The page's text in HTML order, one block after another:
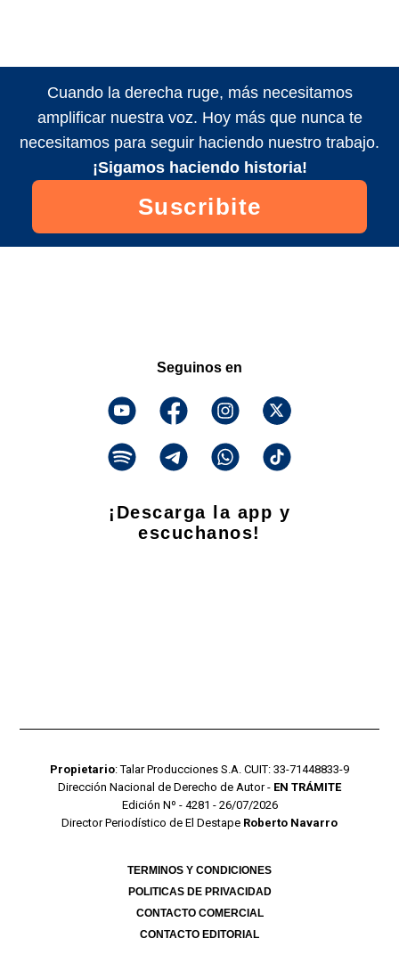
Cuando la derecha ruge, más necesitamos
amplificar nuestra voz. Hoy más que nunca te
necesitamos para seguir haciendo nuestro trabajo.
¡Sigamos haciendo historia!
Suscribite
Seguinos en
¡Descarga la app y
escuchanos!
Propietario: Talar Producciones S.A. CUIT: 33-71448833-9
Dirección Nacional de Derecho de Autor - EN TRÁMITE
Edición Nº - 4281 - 26/07/2026
Director Periodístico de El Destape Roberto Navarro
TERMINOS Y CONDICIONES
POLITICAS DE PRIVACIDAD
CONTACTO COMERCIAL
CONTACTO EDITORIAL